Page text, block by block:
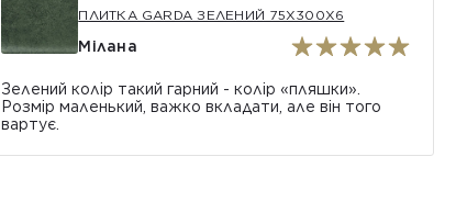
ПЛИТКА GARDA ЗЕЛЕНИЙ 75X300X6
Мілана
Зелений колір такий гарний - колір «пляшки».
Розмір маленький, важко вкладати, але він того
вартує.